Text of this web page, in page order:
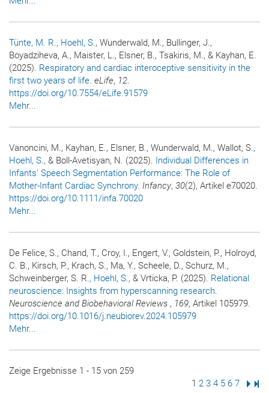
Tünte, M. R., Hoehl, S., Wunderwald, M., Bullinger, J.,
Boyadziheva, A., Maister, L., Elsner, B., Tsakiris, M., & Kayhan, E.
(2025). Respiratory and cardiac interoceptive sensitivity in the
first two years of life. eLife, 12.
https://doi.org/10.7554/eLife.91579
Mehr...
Vanoncini, M., Kayhan, E., Elsner, B., Wunderwald, M., Wallot, S.,
Hoehl, S., & Boll-Avetisyan, N. (2025). Individual Differences in
Infants' Speech Segmentation Performance: The Role of
Mother-Infant Cardiac Synchrony. Infancy, 30(2), Artikel e70020.
https://doi.org/10.1111/infa.70020
Mehr...
De Felice, S., Chand, T., Croy, I., Engert, V., Goldstein, P., Holroyd,
C. B., Kirsch, P., Krach, S., Ma, Y., Scheele, D., Schurz, M.,
Schweinberger, S. R., Hoehl, S., & Vrticka, P. (2025). Relational
neuroscience: Insights from hyperscanning research.
Neuroscience and Biobehavioral Reviews , 169, Artikel 105979.
https://doi.org/10.1016/j.neubiorev.2024.105979
Mehr...
Zeige Ergebnisse 1 - 15 von 259
Seite
1 Seite
2 Seite
3 Seite
4 Seite
5 Seite
6 Seite
7